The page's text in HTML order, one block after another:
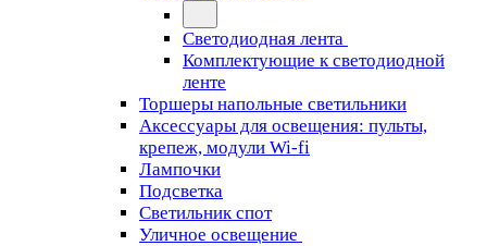
Светодиодная лента
Комплектующие к светодиодной
ленте
Торшеры напольные светильники
Аксессуары для освещения: пульты,
крепеж, модули Wi-fi
Лампочки
Подсветка
Светильник спот
Уличное освещение